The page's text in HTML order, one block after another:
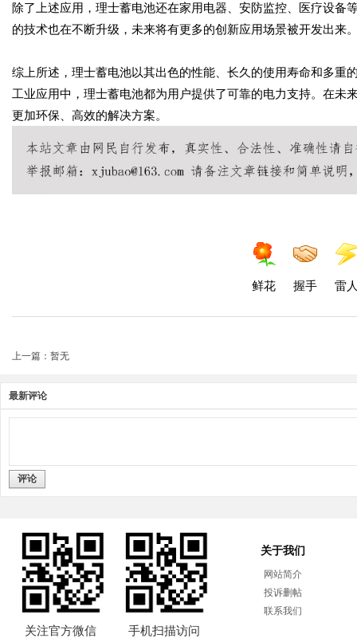
除了上述应用，理士蓄电池还在家用电器、安防监控、医疗设
的技术也在不断升级，未来将有更多的创新应用场景被开发出来
综上所述，理士蓄电池以其出色的性能、长久的使用寿命和多重
工业应用中，理士蓄电池都为用户提供了可靠的电力支持。在
更加环保、高效的解决方案。
鲜花 握手 雷
上一篇：暂无
最新评论
评论
关注官方微信 手机扫描访问
关于我们
网站简介
投诉删帖
联系我们